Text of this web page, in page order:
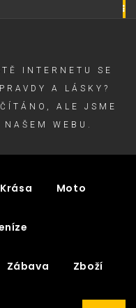
INTERNETU SE
A LÁSKY?
ALE JSME
WEBU.
Krása Moto
Zábava Zboží